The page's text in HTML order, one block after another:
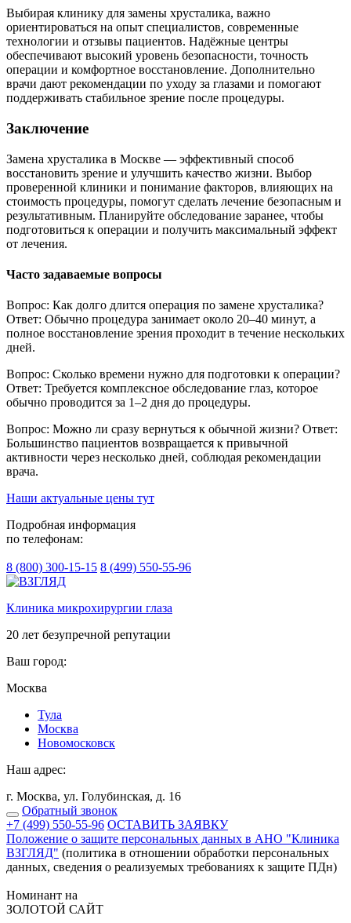
Выбирая клинику для замены хрусталика, важно
ориентироваться на опыт специалистов, современные
технологии и отзывы пациентов. Надёжные центры
обеспечивают высокий уровень безопасности, точность
операции и комфортное восстановление. Дополнительно
врачи дают рекомендации по уходу за глазами и помогают
поддерживать стабильное зрение после процедуры.
Заключение
Замена хрусталика в Москве — эффективный способ
восстановить зрение и улучшить качество жизни. Выбор
проверенной клиники и понимание факторов, влияющих на
стоимость процедуры, помогут сделать лечение безопасным и
результативным. Планируйте обследование заранее, чтобы
подготовиться к операции и получить максимальный эффект
от лечения.
Часто задаваемые вопросы
Вопрос: Как долго длится операция по замене хрусталика?
Ответ: Обычно процедура занимает около 20–40 минут, а
полное восстановление зрения проходит в течение нескольких
дней.
Вопрос: Сколько времени нужно для подготовки к операции?
Ответ: Требуется комплексное обследование глаз, которое
обычно проводится за 1–2 дня до процедуры.
Вопрос: Можно ли сразу вернуться к обычной жизни? Ответ:
Большинство пациентов возвращается к привычной
активности через несколько дней, соблюдая рекомендации
врача.
Наши актуальные цены тут
Подробная информация
по телефонам:
8 (800) 300-15-15 8 (499) 550-55-96
Клиника микрохирургии глаза
20 лет безупречной репутации
Ваш город:
Москва
Тулa
Москва
Новомосковск
Наш адрес:
г. Москва, ул. Голубинская, д. 16
Обратный звонок
+7 (499) 550-55-96 ОСТАВИТЬ ЗАЯВКУ
Положение о защите персональных данных в АНО "Клиника
ВЗГЛЯД" (политика в отношении обработки персональных
данных, сведения о реализуемых требованиях к защите ПДн)
Номинант на
ЗОЛОТОЙ САЙТ